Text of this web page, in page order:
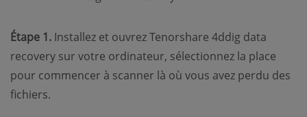
Étape 1. Installez et ouvrez Tenorshare 4ddig data
recovery sur votre ordinateur, sélectionnez la place
pour commencer à scanner là où vous avez perdu des
fichiers.